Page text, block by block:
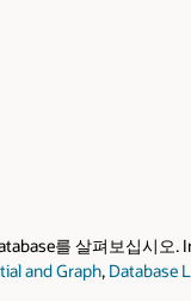
를 살펴보십시오.
and Graph, Database